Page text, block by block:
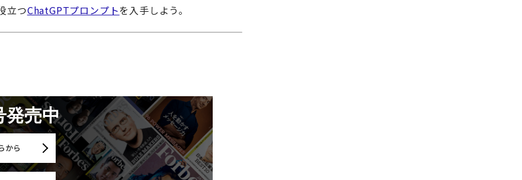
立つChatGPTプロンプトを入手しよう。
発売中
から